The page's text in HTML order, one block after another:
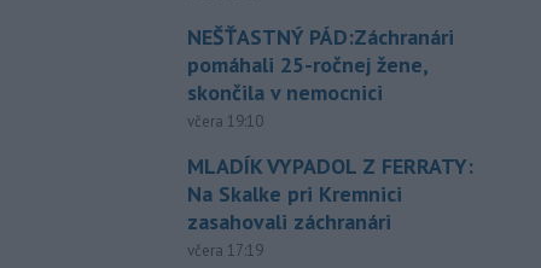
NEŠŤASTNÝ PÁD:Záchranári
pomáhali 25-ročnej žene,
skončila v nemocnici
včera 19:10
MLADÍK VYPADOL Z FERRATY:
Na Skalke pri Kremnici
zasahovali záchranári
včera 17:19